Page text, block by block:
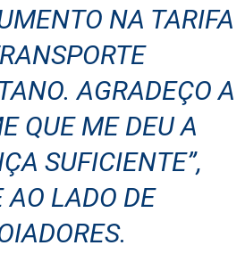
NA TARIFA
AGRADEÇO A
QUE ME DEU A
SUFICIENTE”,
AO LADO DE